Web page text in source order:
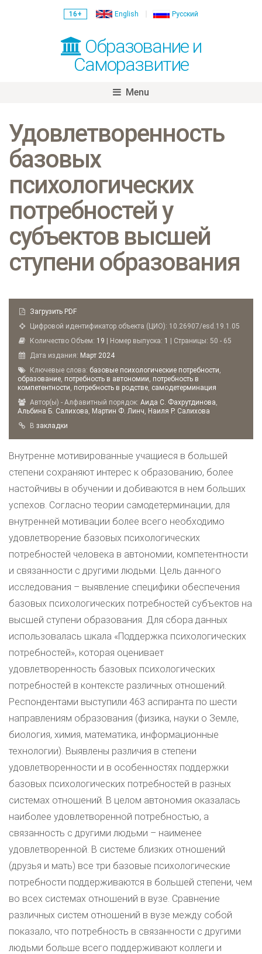
16+ English Русский
Образование и
Саморазвитие
Menu
content
Удовлетворенность
базовых
психологических
потребностей у
субъектов высшей
ступени образования
Загрузить PDF
Цифровой идентификатор объекта (ЦИО): 10.26907/esd.19.1.05
Количество Объем: 19 | Номер выпуска: 1
| Страницы: 50 - 65
Дата издания: Март 2024
Ключевые слова: базовые психологические потребности,
образование, потребность в автономии, потребность в
компетентности, потребность в родстве, самодетерминация
Автор(ы) - Алфавитный порядок:Аида С. Фахрутдинова,
Альбина Б. Салихова, Мартин Ф. Линч, Наиля Р. Салихова
Bзакладки
Внутренне мотивированные учащиеся в большей
степени сохраняют интерес к образованию, более
настойчивы в обучении и добиваются в нем больших
успехов. Согласно теории самодетерминации, для
внутренней мотивации более всего необходимо
удовлетворение базовых психологических
потребностей человека в автономии, компетентности
и связанности с другими людьми. Цель данного
исследования – выявление специфики обеспечения
базовых психологических потребностей субъектов на
высшей ступени образования. Для сбора данных
использовалась шкала «Поддержка психологических
потребностей», которая оценивает
удовлетворенность базовых психологических
потребностей в контексте различных отношений.
Респондентами выступили 463 аспиранта по шести
направлениям образования (физика, науки о Земле,
биология, химия, математика, информационные
технологии). Выявлены различия в степени
удовлетворенности и в особенностях поддержки
базовых психологических потребностей в разных
системах отношений. В целом автономия оказалась
наиболее удовлетворенной потребностью, а
связанность с другими людьми – наименее
удовлетворенной. В системе близких отношений
(друзья и мать) все три базовые психологические
потребности поддерживаются в большей степени, чем
во всех системах отношений в вузе. Сравнение
различных систем отношений в вузе между собой
показало, что потребность в связанности с другими
людьми больше всего поддерживают коллеги и